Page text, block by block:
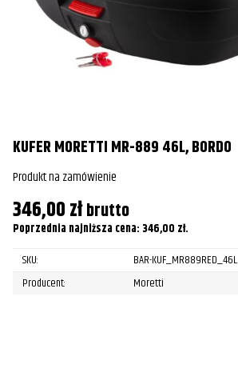
KUFER MORETTI MR-889 46L, BORDO
Produkt na zamówienie
346,00złbrutto
Poprzednia najniższa cena: 346,00 zł.
SKU:
BAR-KUF_MR889RED_46L
Producent:
Moretti